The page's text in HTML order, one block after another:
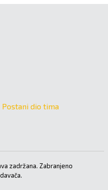
Postani dio tima
zadržana. Zabranjeno